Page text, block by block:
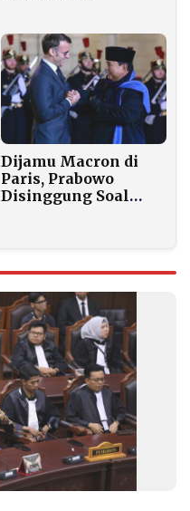
Ledakan
Dijamu Macron di
Paris, Prabowo
Disinggung Soal